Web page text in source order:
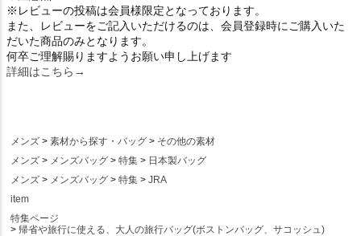
※レビューの投稿は会員様限定となっております。
また、レビューをご記入いただけるのは、会員登録時にご購入いた
だいた商品のみとなります。
何卒ご理解賜りますようお願い申し上げます
詳細はこちら→
メンズ 素材から探す・バッグ
その他の素材
メンズ
メンズバッグ 特集
日本製バッグ
メンズ
メンズバッグ 特集
JRA
item
特集ページ
帰省や旅行に使える、大人の旅行バッグ(ボストンバッグ、サコッシュ)